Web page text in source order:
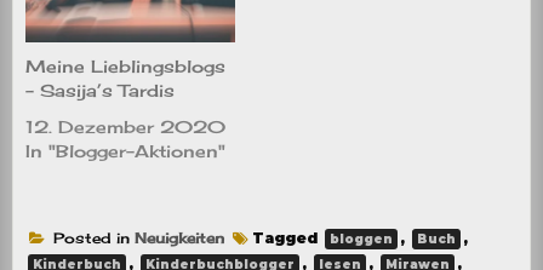
Meine Lieblingsblogs
– Sasija’s Tardis
12. Dezember 2020
In "Blogger-Aktionen"
Posted in Neuigkeiten Tagged bloggen , Buch ,
Kinderbuch , Kinderbuchblogger , lesen , Mirawen ,